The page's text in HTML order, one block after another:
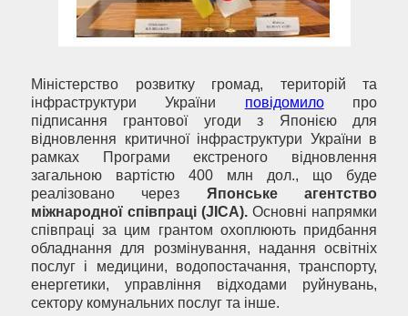
Міністерство розвитку громад, територій та
інфраструктури України повідомилопро
підписання грантової угоди з Японією для
відновлення критичної інфраструктури України в
рамках Програми екстреного відновлення
загальною вартістю 400 млн дол., що буде
реалізовано через Японське агентство
міжнародної співпраці (JICA). Основні напрямки
співпраці за цим грантом охоплюють придбання
обладнання для розмінування, надання освітніх
послуг і медицини, водопостачання, транспорту,
енергетики, управління відходами руйнувань,
сектору комунальних послуг та інше.